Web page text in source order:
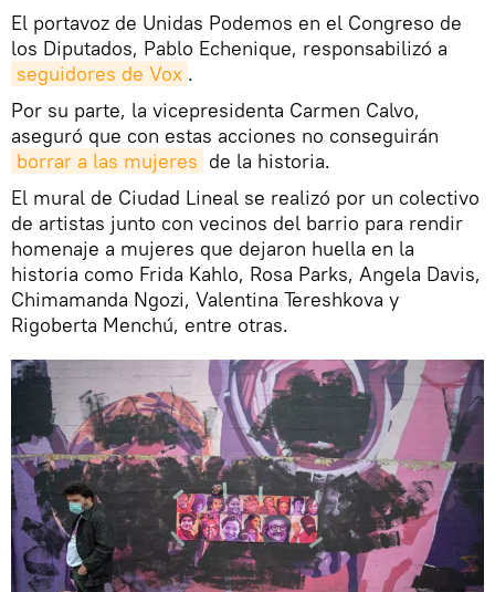
El portavoz de Unidas Podemos en el Congreso de
los Diputados, Pablo Echenique, responsabilizó a
seguidores de Vox .
Por su parte, la vicepresidenta Carmen Calvo,
aseguró que con estas acciones no conseguirán
borrar a las mujeres de la historia.
El mural de Ciudad Lineal se realizó por un colectivo
de artistas junto con vecinos del barrio para rendir
homenaje a mujeres que dejaron huella en la
historia como Frida Kahlo, Rosa Parks, Angela Davis,
Chimamanda Ngozi, Valentina Tereshkova y
Rigoberta Menchú, entre otras.